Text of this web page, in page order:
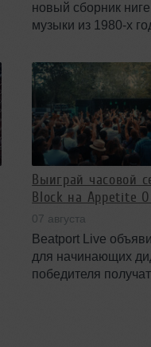
новый сборник
музыки из 1980-х
войдут 13 треков
а физический релиз
лимитированным.
Выиграй часовой
Block на Appetite
07 августа
Beatport Live
для начинающих
победителя